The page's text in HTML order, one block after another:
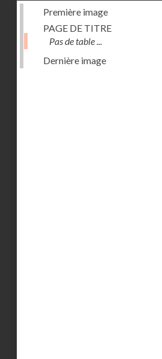
Première image
PAGE DE TITRE
Pas de table ...
Dernière image